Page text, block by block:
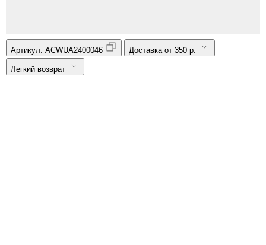
Артикул: ACWUA2400046 Доставка от 350 р.
Легкий возврат